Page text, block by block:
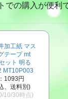
での購入が便利
加工紙 マス
テープ mt
ット 明る
MT10P003
1093円
、送料別)
10/30時点)